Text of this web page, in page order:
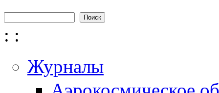
Форма поиска
: :
Журналы